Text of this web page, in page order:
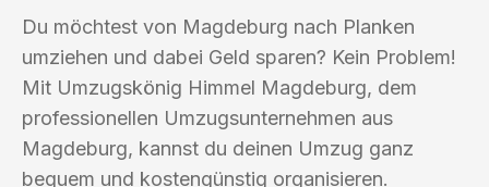
Du möchtest von Magdeburg nach Planken
umziehen und dabei Geld sparen? Kein Problem!
Mit Umzugskönig Himmel Magdeburg, dem
professionellen Umzugsunternehmen aus
Magdeburg, kannst du deinen Umzug ganz
bequem und kostengünstig organisieren.